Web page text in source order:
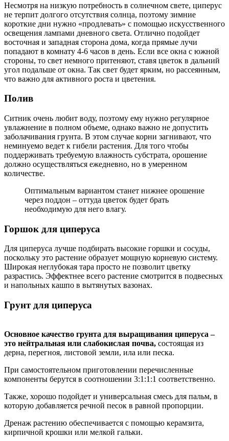
Несмотря на низкую потребность в солнечном свете, циперус
не терпит долгого отсутствия солнца, поэтому зимние
короткие дни нужно «продлевать» с помощью искусственного
освещения лампами дневного света. Отлично подойдет
восточная и западная сторона дома, когда прямые лучи
попадают в комнату 4-6 часов в день. Если все окна с южной
стороны, то свет немного притеняют, ставя цветок в дальний
угол подальше от окна. Так свет будет ярким, но рассеянным,
что важно для активного роста и цветения.
Полив
Ситник очень любит воду, поэтому ему нужно регулярное
увлажнение в полном объеме, однако важно не допустить
заболачивания грунта. В этом случае корни загнивают, что
неминуемо ведет к гибели растения. Для того чтобы
поддерживать требуемую влажность субстрата, орошение
должно осуществляться ежедневно, но в умеренном
количестве.
Оптимальным вариантом станет нижнее орошение
через поддон – оттуда цветок будет брать
необходимую для него влагу.
Горшок для циперуса
Для циперуса лучше подбирать высокие горшки и сосуды,
поскольку это растение образует мощную корневую систему.
Широкая неглубокая тара просто не позволит цветку
разрастись. Эффектнее всего растение смотрится в подвесных
и напольных кашпо в вытянутых вазонах.
Грунт для циперуса
Основное качество грунта для выращивания циперуса –
это нейтральная или слабокислая почва, состоящая из
дерна, перегноя, листовой земли, ила или песка.
При самостоятельном приготовлении перечисленные
компоненты берутся в соотношении 3:1:1:1 соответственно.
Также, хорошо подойдет и универсальная смесь для пальм, в
которую добавляется речной песок в равной пропорции.
Дренаж растению обеспечивается с помощью керамзита,
кирпичной крошки или мелкой гальки.